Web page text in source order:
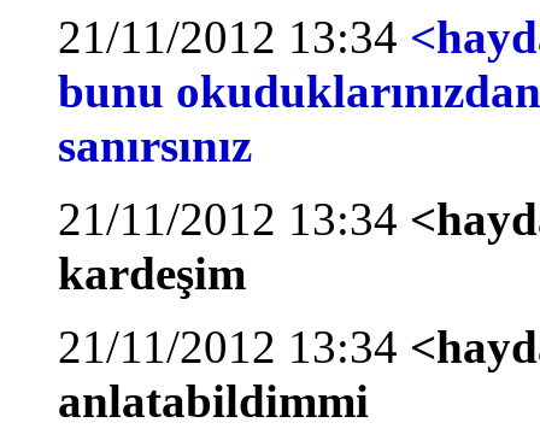
21/11/2012 13:34
bunu
sanırsınız
21/11/2012 13:34
kardeşim
21/11/2012 13:34
anlatabildimmi